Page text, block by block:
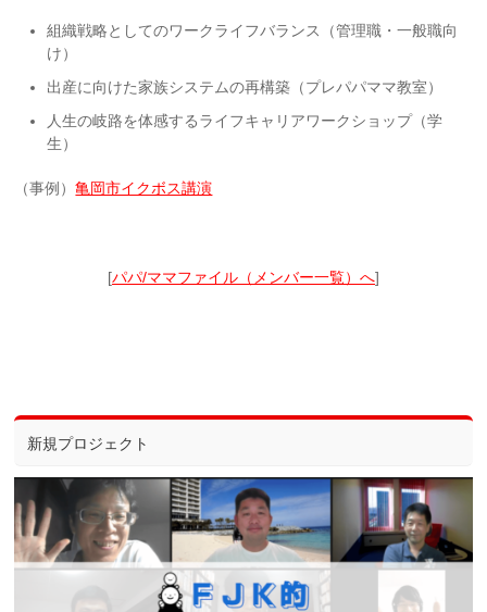
組織戦略としてのワークライフバランス（管理職・一般職向
け）
出産に向けた家族システムの再構築（プレパパママ教室）
人生の岐路を体感するライフキャリアワークショップ（学
生）
（事例）亀岡市イクボス講演
[パパ/ママファイル（メンバー一覧）へ]
新規プロジェクト